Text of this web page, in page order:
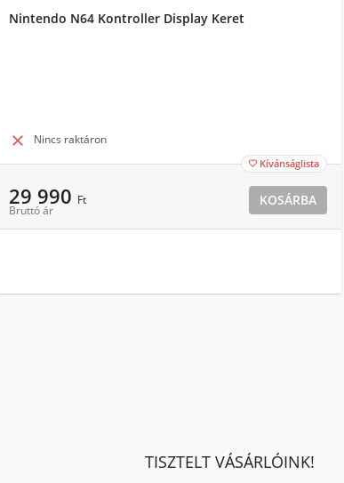
Nintendo N64 Kontroller Display Keret
 Nincs raktáron
 Kívánságlista
29 990 Ft
Bruttó ár
KOSÁRBA
TISZTELT VÁSÁRLÓINK!